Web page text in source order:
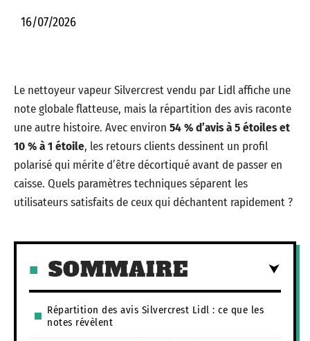
16/07/2026
Le nettoyeur vapeur Silvercrest vendu par Lidl affiche une
note globale flatteuse, mais la répartition des avis raconte
une autre histoire. Avec environ 54 % d’avis à 5 étoiles et
10 % à 1 étoile, les retours clients dessinent un profil
polarisé qui mérite d’être décortiqué avant de passer en
caisse. Quels paramètres techniques séparent les
utilisateurs satisfaits de ceux qui déchantent rapidement ?
SOMMAIRE
Répartition des avis Silvercrest Lidl : ce que les
notes révèlent